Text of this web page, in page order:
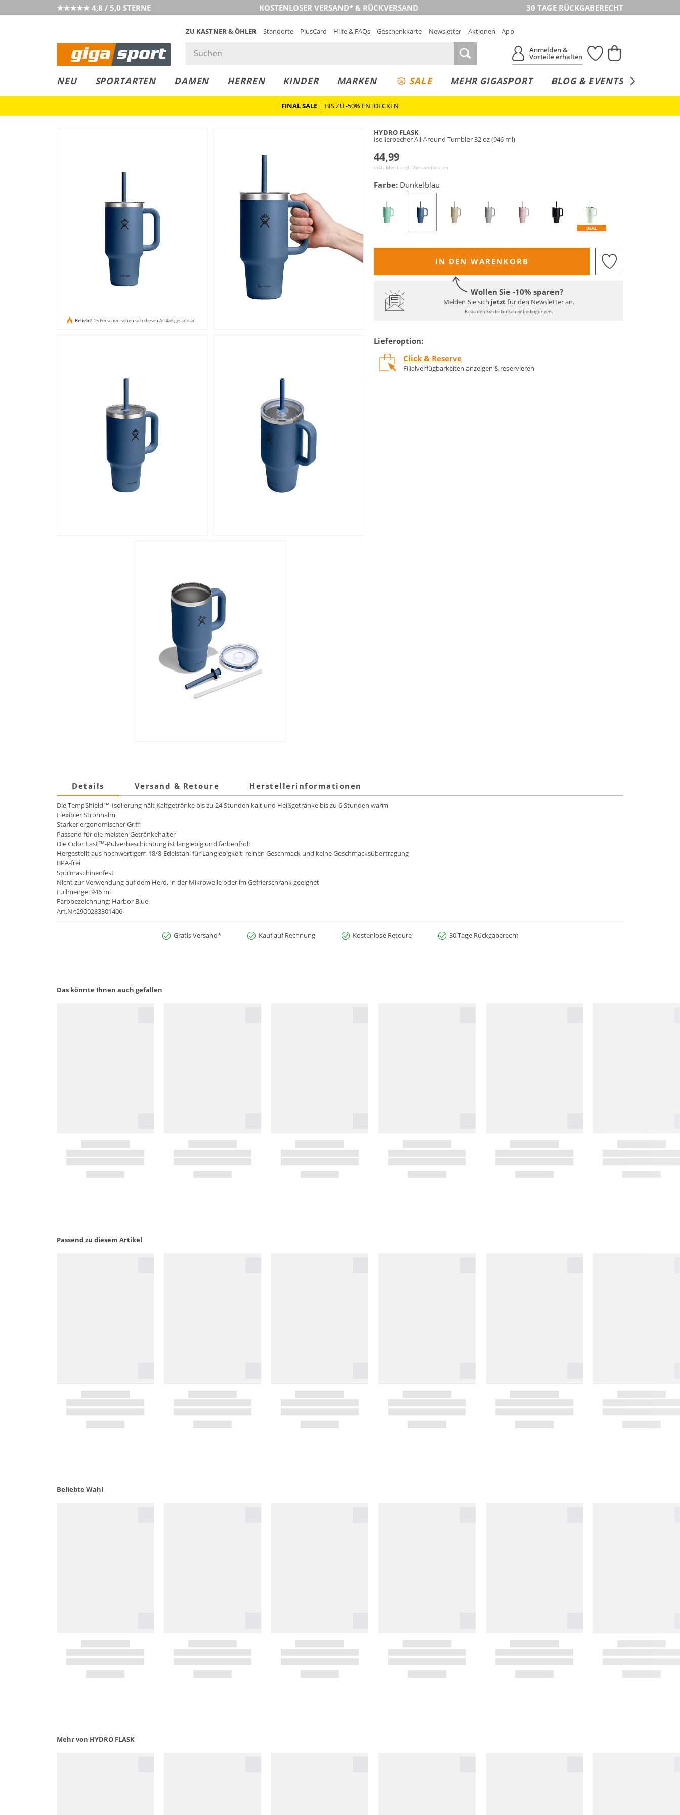
★★★★★ 4,8 / 5,0 STERNE KOSTENLOSER VERSAND* & RÜCKVERSAND 30 TAGE RÜCKGABERECHT
ZU KASTNER & ÖHLER Standorte PlusCard Hilfe & FAQs Geschenkkarte Newsletter Aktionen
App
Anmelden &
Vorteile erhalten
NEU SPORTARTEN DAMEN HERREN KINDER MARKEN SALE MEHR GIGASPORT BLOG & EVENTS
LEASING
COLLECT
RESERVE
FINAL SALE | BIS ZU -50% ENTDECKEN
Beliebt! 15 Personen sehen sich diesen Artikel gerade an
HYDRO FLASK
Isolierbecher All Around Tumbler 32 oz (946 ml)
44,99
inkl. Mwst zzgl. Versandkosten
Farbe: Dunkelblau
DEAL
IN DEN WARENKORB
Wollen Sie -10% sparen?
Melden Sie sich jetztfür den Newsletter an.
Beachten Sie die Gutscheinbedingungen.
Lieferoption:
Click & Reserve
Filialverfügbarkeiten anzeigen & reservieren
Details Versand & Retoure Herstellerinformationen
Die TempShield™-Isolierung hält Kaltgetränke bis zu 24 Stunden kalt und Heißgetränke bis zu 6 Stunden warm
Flexibler Strohhalm
Starker ergonomischer Griff
Passend für die meisten Getränkehalter
Die Color Last™-Pulverbeschichtung ist langlebig und farbenfroh
Hergestellt aus hochwertigem 18/8-Edelstahl für Langlebigkeit, reinen Geschmack und keine Geschmacksübertragung
BPA-frei
Spülmaschinenfest
Nicht zur Verwendung auf dem Herd, in der Mikrowelle oder im Gefrierschrank geeignet
Füllmenge: 946 ml
Farbbezeichnung: Harbor Blue
Art.Nr:2900283301406
Gratis Versand* Kauf auf Rechnung Kostenlose Retoure 30 Tage Rückgaberecht
Das könnte Ihnen auch gefallen
Passend zu diesem Artikel
Beliebte Wahl
Mehr von HYDRO FLASK